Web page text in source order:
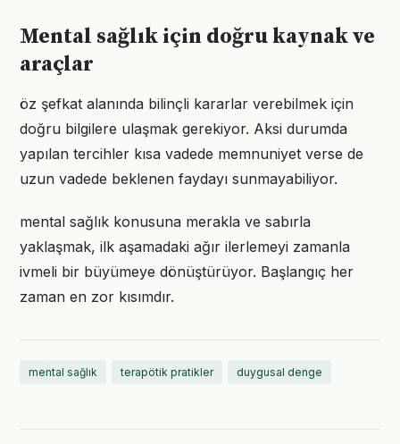
Mental sağlık için doğru kaynak ve
araçlar
öz şefkat alanında bilinçli kararlar verebilmek için
doğru bilgilere ulaşmak gerekiyor. Aksi durumda
yapılan tercihler kısa vadede memnuniyet verse de
uzun vadede beklenen faydayı sunmayabiliyor.
mental sağlık konusuna merakla ve sabırla
yaklaşmak, ilk aşamadaki ağır ilerlemeyi zamanla
ivmeli bir büyümeye dönüştürüyor. Başlangıç her
zaman en zor kısımdır.
mental sağlık terapötik pratikler duygusal denge